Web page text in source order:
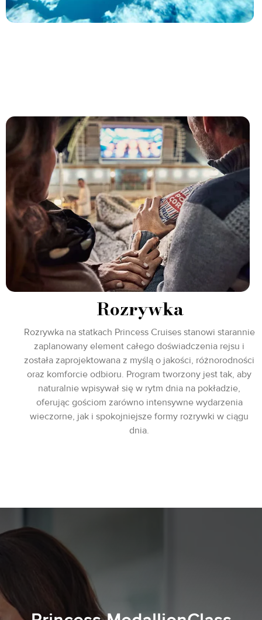
Rozrywka
Rozrywka na statkach Princess Cruises stanowi starannie
zaplanowany element całego doświadczenia rejsu i
została zaprojektowana z myślą o jakości, różnorodności
oraz komforcie odbioru. Program tworzony jest tak, aby
naturalnie wpisywał się w rytm dnia na pokładzie,
oferując gościom zarówno intensywne wydarzenia
wieczorne, jak i spokojniejsze formy rozrywki w ciągu
dnia.